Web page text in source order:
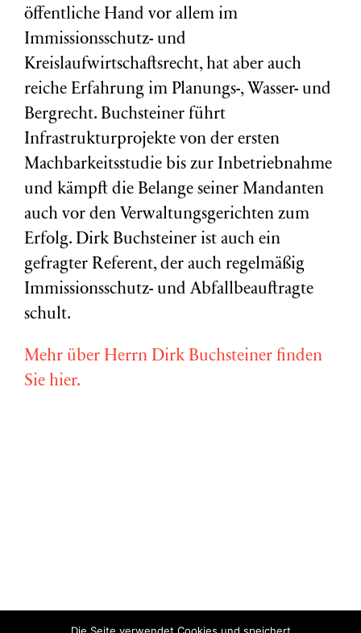
öffentliche Hand vor allem im
Immissionsschutz- und
Kreislaufwirtschaftsrecht, hat aber auch
reiche Erfahrung im Planungs-, Wasser- und
Bergrecht. Buchsteiner führt
Infrastrukturprojekte von der ersten
Machbarkeitsstudie bis zur Inbetriebnahme
und kämpft die Belange seiner Mandanten
auch vor den Verwaltungsgerichten zum
Erfolg. Dirk Buchsteiner ist auch ein
gefragter Referent, der auch regelmäßig
Immissionsschutz- und Abfallbeauftragte
schult.
Mehr über Herrn Dirk Buchsteiner finden
Sie hier.